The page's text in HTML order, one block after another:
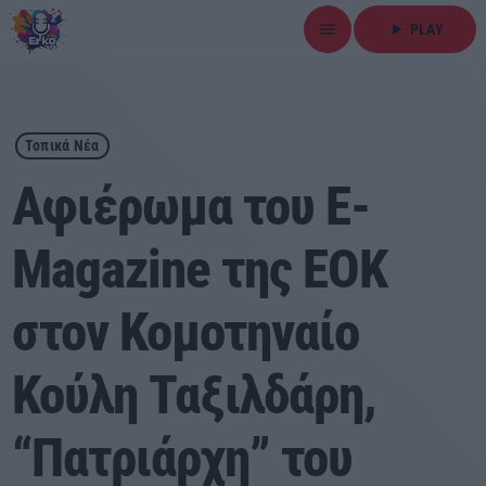
menu play_arrow PLAY
close
play_arrow ΕΡΚΟ
Αρχική
Εκπομπές
Ειδήσεις
Αθλητικά
Τοπικά Νέα
Αφιέρωμα του E-
Magazine της ΕΟΚ
στον Κομοτηναίο
Κούλη Ταξιλδάρη,
“Πατριάρχη” του